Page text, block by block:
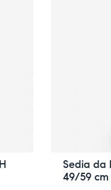
Sedia da
49/59 cm